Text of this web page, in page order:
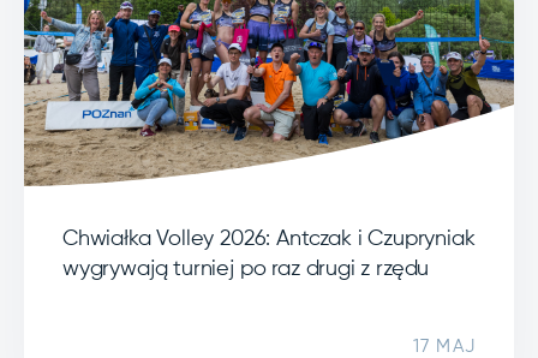
Chwiałka Volley 2026: Antczak i Czupryniak
wygrywają turniej po raz drugi z rzędu
17 MAJ